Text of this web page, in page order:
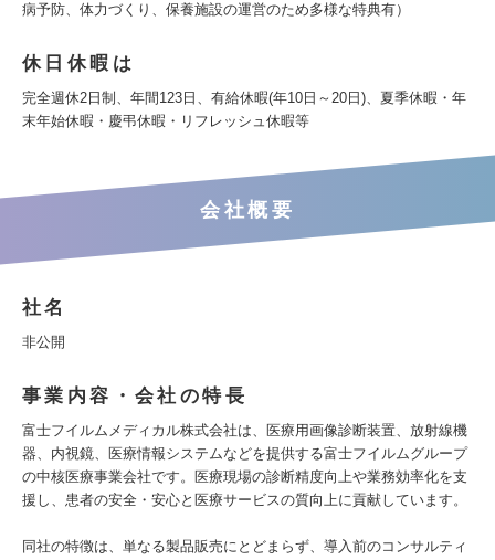
病予防、体力づくり、保養施設の運営のため多様な特典有）
休日休暇は
完全週休2日制、年間123日、有給休暇(年10日～20日)、夏季休暇・年
末年始休暇・慶弔休暇・リフレッシュ休暇等
会社概要
社名
非公開
事業内容・会社の特長
富士フイルムメディカル株式会社は、医療用画像診断装置、放射線機
器、内視鏡、医療情報システムなどを提供する富士フイルムグループ
の中核医療事業会社です。医療現場の診断精度向上や業務効率化を支
援し、患者の安全・安心と医療サービスの質向上に貢献しています。
同社の特徴は、単なる製品販売にとどまらず、導入前のコンサルティ